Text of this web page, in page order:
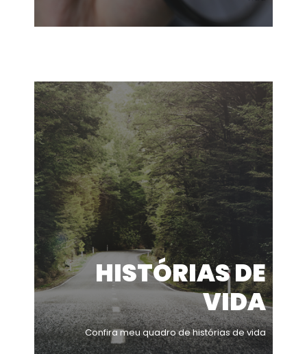
HISTÓRIAS DE
VIDA
Confira meu quadro de histórias de vida